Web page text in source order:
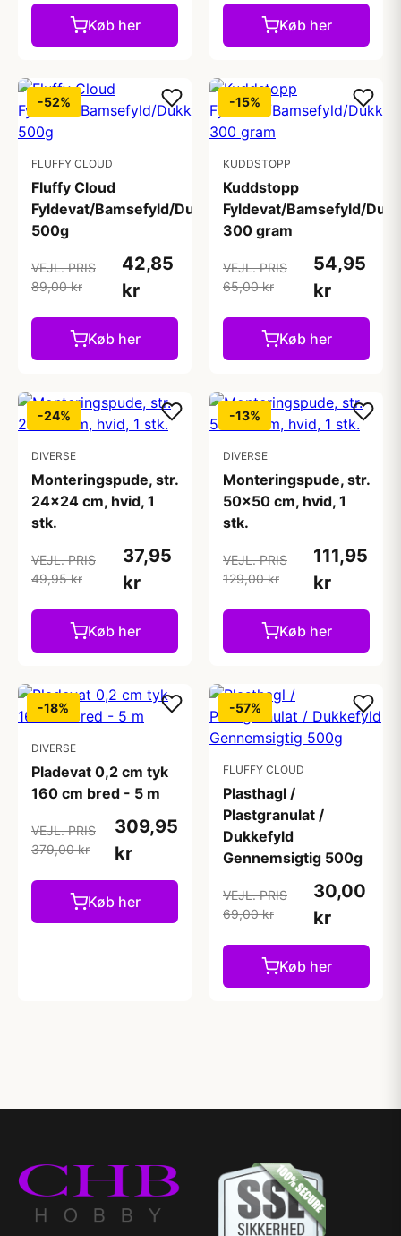
Køb her Køb her
-52%
FLUFFY CLOUD
Fluffy Cloud
Fyldevat/Bamsefyld/Dukkefyld/Pudefyld/Vat
500g
VEJL. PRIS
89,00 kr
42,85
kr
Køb her
-15%
KUDDSTOPP
Kuddstopp
Fyldevat/Bamsefyld/
300 gram
VEJL. PRIS
65,00 kr
54,95
kr
Køb her
-24%
DIVERSE
Monteringspude, str.
24x24 cm, hvid, 1
stk.
VEJL. PRIS
49,95 kr
37,95
kr
Køb her
-13%
DIVERSE
Monteringspude, str.
50x50 cm, hvid, 1
stk.
VEJL. PRIS
129,00 kr
111,95
kr
Køb her
-18%
DIVERSE
Pladevat 0,2 cm tyk
160 cm bred - 5 m
VEJL. PRIS
379,00 kr
309,95
kr
Køb her
-57%
FLUFFY CLOUD
Plasthagl /
Plastgranulat /
Dukkefyld
Gennemsigtig 500g
VEJL. PRIS
69,00 kr
30,00
kr
Køb her